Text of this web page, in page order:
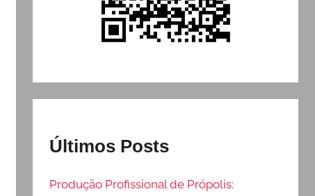
Últimos Posts
Produção Profissional de Própolis: